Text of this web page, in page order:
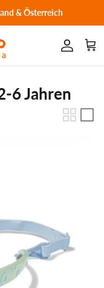
& Österreich
Konto
6 Jahren